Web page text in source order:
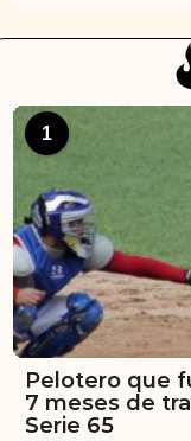
1
Pelotero que
7 meses de
Serie 65